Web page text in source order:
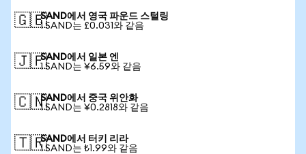
🇬🇧SAND에서 영국 파운드 스털링
1 SAND는 £0.031와 같음
🇯🇵SAND에서 일본 엔
1 SAND는 ¥6.59와 같음
🇨🇳SAND에서 중국 위안화
1 SAND는 ¥0.2818와 같음
🇹🇷SAND에서 터키 리라
1 SAND는 ₺1.99와 같음